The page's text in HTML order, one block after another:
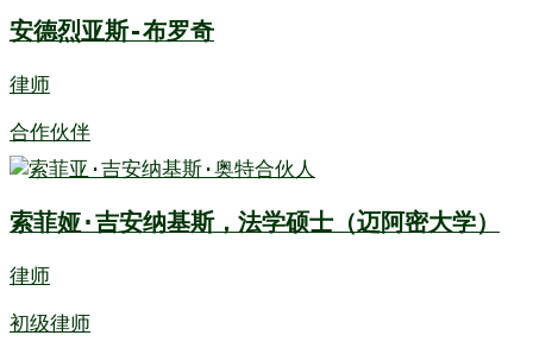
安德烈亚斯-布罗奇
律师
合作伙伴
索菲娅·吉安纳基斯，法学硕士（迈阿密大学）
律师
初级律师